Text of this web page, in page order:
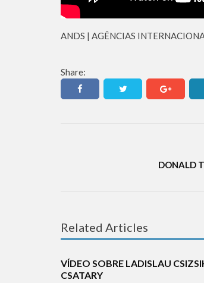
ANDS | AGÊNCIAS
Share:
DONALD
Related Articles
ANTISEMITISMO HISTÓRIA
VÍDEO SOBRE LADISLAU
CSATARY